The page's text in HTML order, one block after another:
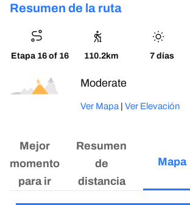
Resumen de la ruta
Etapa 16 of 16 110.2km 7 días
Moderado
Ver Mapa | Ver Elevación
Mejor
momento
para ir
Resumen
de
distancia
Mapa